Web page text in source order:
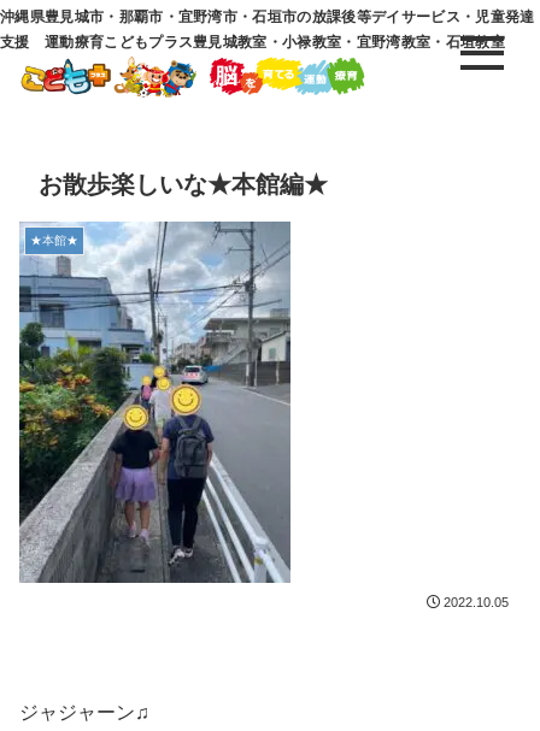
沖縄県豊見城市・那覇市・宜野湾市・石垣市の放課後等デイサービス・児童発達
支援 運動療育こどもプラス豊見城教室・小禄教室・宜野湾教室・石垣教室
お散歩楽しいな★本館編★
★本館★
2022.10.05
ジャジャーン♫